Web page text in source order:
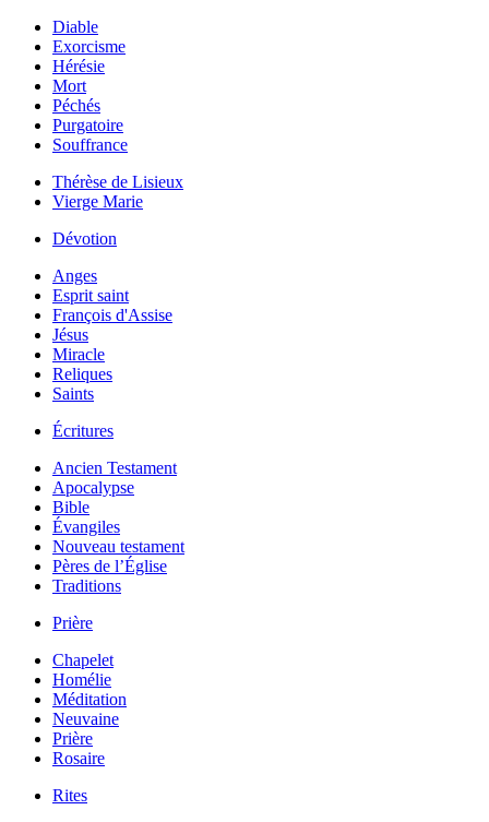
Diable
Exorcisme
Hérésie
Mort
Péchés
Purgatoire
Souffrance
Thérèse de Lisieux
Vierge Marie
Dévotion
Anges
Esprit saint
François d'Assise
Jésus
Miracle
Reliques
Saints
Écritures
Ancien Testament
Apocalypse
Bible
Évangiles
Nouveau testament
Pères de l’Église
Traditions
Prière
Chapelet
Homélie
Méditation
Neuvaine
Prière
Rosaire
Rites